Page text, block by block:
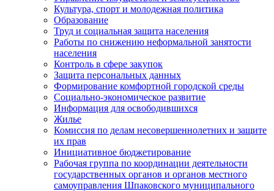
Культура, спорт и молодежная политика
Образование
Труд и социальная защита населения
Работы по снижению неформальной занятости
населения
Контроль в сфере закупок
Защита персональных данных
Формирование комфортной городской среды
Социально-экономическое развитие
Информация для освободившихся
Жилье
Комиссия по делам несовершеннолетних и защите
их прав
Инициативное бюджетирование
Рабочая группа по координации деятельности
государственных органов и органов местного
самоуправления Шпаковского муниципального